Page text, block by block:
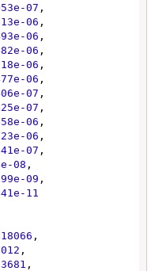
07 ,
06 ,
06 ,
06 ,
06 ,
06 ,
07 ,
07 ,
06 ,
06 ,
07 ,
08 ,
09 ,
11
,
,
,